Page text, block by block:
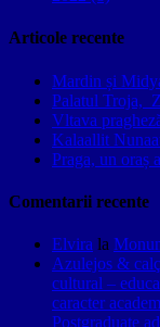
Articole recente
Mardin și
Palatul Troja,
Vltava
Kalaallit
Praga, un oraș
Comentarii recente
Elvira la
Azulejos &
cultural –
caracter
Postgraduate